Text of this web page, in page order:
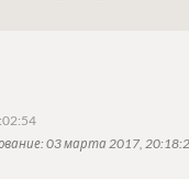
: 03 марта 2017,